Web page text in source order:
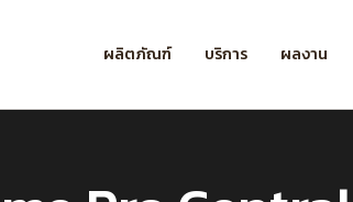
ผลิตภัณฑ์ บริการ ผลงาน